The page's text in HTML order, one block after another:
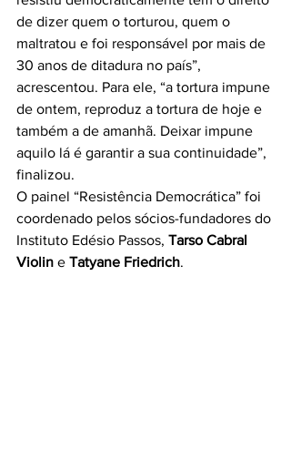
de dizer quem o torturou, quem o
maltratou e foi responsável por mais de
30 anos de ditadura no país”,
acrescentou. Para ele, “a tortura impune
de ontem, reproduz a tortura de hoje e
também a de amanhã. Deixar impune
aquilo lá é garantir a sua continuidade”,
finalizou.
O painel “Resistência Democrática” foi
coordenado pelos sócios-fundadores do
Instituto Edésio Passos, Tarso Cabral
Violin e Tatyane Friedrich.